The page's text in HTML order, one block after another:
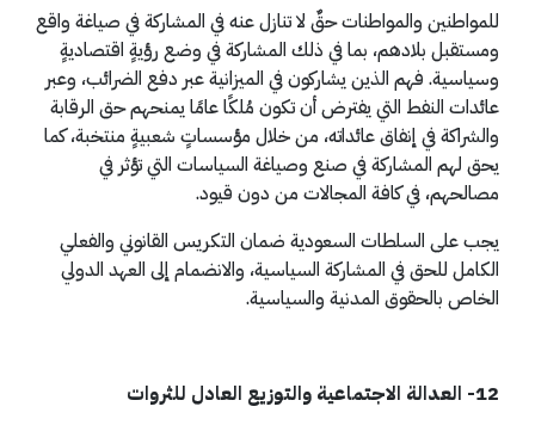
للمواطنين والمواطنات حقٌ لا تنازل عنه في المشاركة في صياغة واقع
ومستقبل بلادهم، بما في ذلك المشاركة في وضع رؤيةٍ اقتصاديةٍ
وسياسية. فهم الذين يشاركون في الميزانية عبر دفع الضرائب، وعبر
عائدات النفط التي يفترض أن تكون مُلكًا عامًا يمنحهم حق الرقابة
والشراكة في إنفاق عائداته، من خلال مؤسساتٍ شعبيةٍ منتخبة، كما
يحق لهم المشاركة في صنع وصياغة السياسات التي تؤثر في
مصالحهم، في كافة المجالات من دون قيود.
يجب على السلطات السعودية ضمان التكريس القانوني والفعلي
الكامل للحق في المشاركة السياسية، والانضمام إلى العهد الدولي
الخاص بالحقوق المدنية والسياسية.
12- العدالة الاجتماعية والتوزيع العادل للثروات